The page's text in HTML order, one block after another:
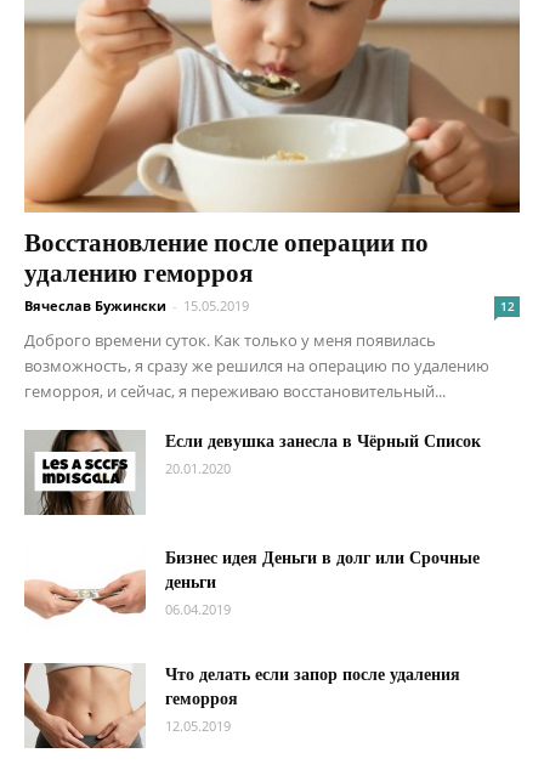
Восстановление после операции по
удалению геморроя
Вячеслав Бужински - 15.05.2019 12
Доброго времени суток. Как только у меня появилась
возможность, я сразу же решился на операцию по удалению
геморроя, и сейчас, я переживаю восстановительный...
Если девушка занесла в Чёрный Список
20.01.2020
Бизнес идея Деньги в долг или Срочные
деньги
06.04.2019
Что делать если запор после удаления
геморроя
12.05.2019